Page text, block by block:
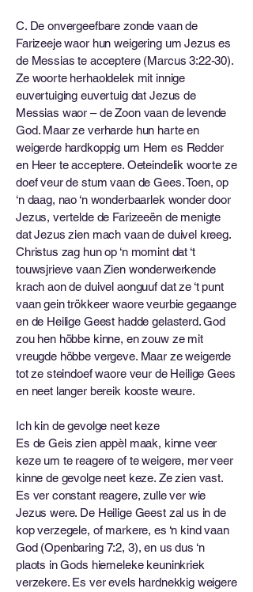
C. De onvergeefbare zonde vaan de
Farizeeje waor hun weigering um Jezus es
de Messias te acceptere (Marcus 3:22-30).
Ze woorte herhaoldelek mit innige
euvertuiging euvertuig dat Jezus de
Messias waor – de Zoon vaan de levende
God. Maar ze verharde hun harte en
weigerde hardkoppig um Hem es Redder
en Heer te acceptere. Oeteindelik woorte ze
doef veur de stum vaan de Gees. Toen, op
‘n daag, nao ‘n wonderbaarlek wonder door
Jezus, vertelde de Farizeeën de menigte
dat Jezus zien mach vaan de duivel kreeg.
Christus zag hun op ‘n momint dat ‘t
touwsjrieve vaan Zien wonderwerkende
krach aon de duivel aonguuf dat ze ‘t punt
vaan gein trökkeer waore veurbie gegaange
en de Heilige Geest hadde gelasterd. God
zou hen höbbe kinne, en zouw ze mit
vreugde höbbe vergeve. Maar ze weigerde
tot ze steindoef waore veur de Heilige Gees
en neet langer bereik kooste weure.
Ich kin de gevolge neet keze
Es de Geis zien appèl maak, kinne veer
keze um te reagere of te weigere, mer veer
kinne de gevolge neet keze. Ze zien vast.
Es ver constant reagere, zulle ver wie
Jezus were. De Heilige Geest zal us in de
kop verzegele, of markere, es ‘n kind vaan
God (Openbaring 7:2, 3), en us dus ‘n
plaots in Gods hiemeleke keuninkriek
verzekere. Es ver evels hardnekkig weigere